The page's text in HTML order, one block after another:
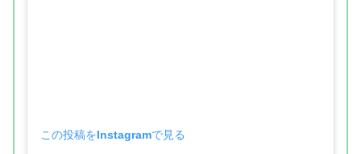
この投稿をInstagramで見る